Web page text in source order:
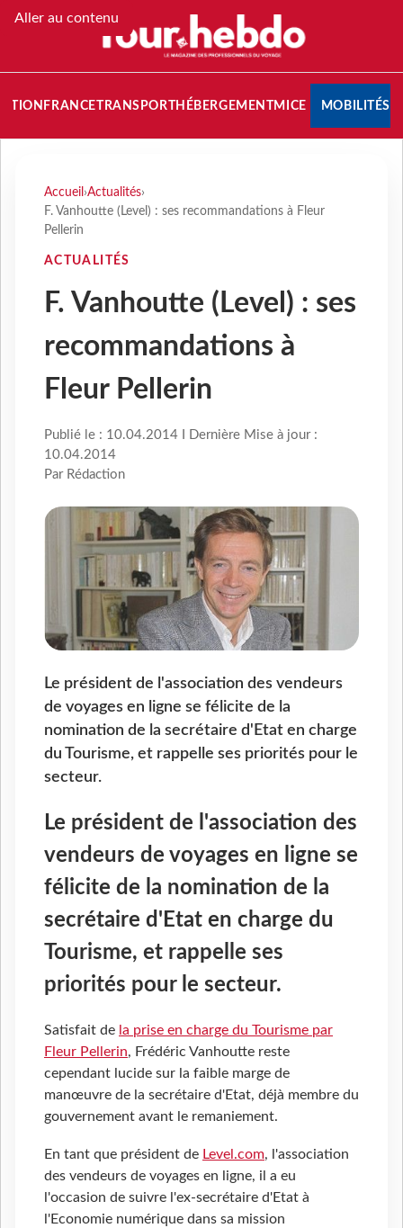
Aller au contenu
FRANCETRANSPORT HÉBERGEMENTMICE MOBILITÉS
Accueil ›Actualités›
F. Vanhoutte (Level) : ses recommandations à Fleur
Pellerin
ACTUALITÉS
F. Vanhoutte (Level) : ses
recommandations à
Fleur Pellerin
Publié le : 10.04.2014 I Dernière Mise à jour :
10.04.2014
Par Rédaction
Le président de l'association des vendeurs
de voyages en ligne se félicite de la
nomination de la secrétaire d'Etat en charge
du Tourisme, et rappelle ses priorités pour le
secteur.
Le président de l'association des
vendeurs de voyages en ligne se
félicite de la nomination de la
secrétaire d'Etat en charge du
Tourisme, et rappelle ses
priorités pour le secteur.
Satisfait de la prise en charge du Tourisme par
Fleur Pellerin, Frédéric Vanhoutte reste
cependant lucide sur la faible marge de
manœuvre de la secrétaire d'Etat, déjà membre du
gouvernement avant le remaniement.
En tant que président de Level.com, l'association
des vendeurs de voyages en ligne, il a eu
l'occasion de suivre l'ex-secrétaire d'Etat à
l'Economie numérique dans sa mission